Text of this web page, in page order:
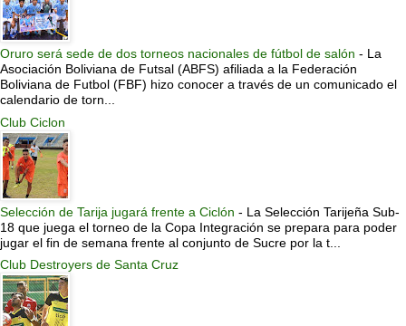
Oruro será sede de dos torneos nacionales de fútbol de salón - La
Asociación Boliviana de Futsal (ABFS) afiliada a la Federación
Boliviana de Futbol (FBF) hizo conocer a través de un comunicado el
calendario de torn...
Club Ciclon
Selección de Tarija jugará frente a Ciclón - La Selección Tarijeña Sub-
18 que juega el torneo de la Copa Integración se prepara para poder
jugar el fin de semana frente al conjunto de Sucre por la t...
Club Destroyers de Santa Cruz